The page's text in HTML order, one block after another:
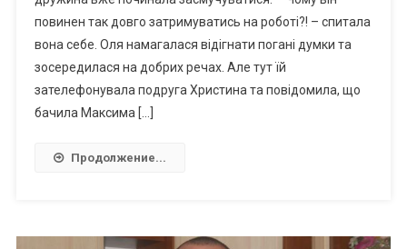
повинен так довго затримуватись на роботі?! – спитала
вона себе. Оля намагалася відігнати погані думки та
зосередилася на добрих речах. Але тут їй
зателефонувала подруга Христина та повідомила, що
бачила Максима […]
Продолжение...